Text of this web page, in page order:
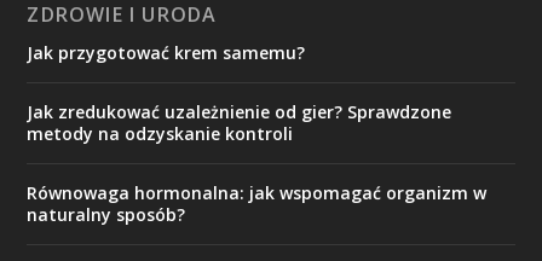
ZDROWIE I URODA
Jak przygotować krem samemu?
Jak zredukować uzależnienie od gier? Sprawdzone
metody na odzyskanie kontroli
Równowaga hormonalna: jak wspomagać organizm w
naturalny sposób?